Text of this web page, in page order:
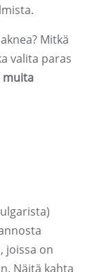
Mitkä
valita paras
muita
joissa on
Näitä kahta